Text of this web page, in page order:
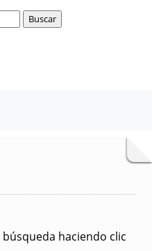
haciendo clic